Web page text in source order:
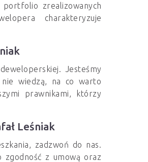
portfolio zrealizowanych
charakteryzuje
Jesteśmy
wiedzą, na co warto
prawnikami, którzy
Leśniak
zadzwoń do nas.
zgodność z umową oraz